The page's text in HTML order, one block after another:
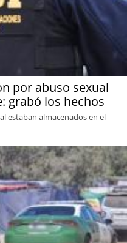
por abuso sexual
grabó los hechos
estaban almacenados en el